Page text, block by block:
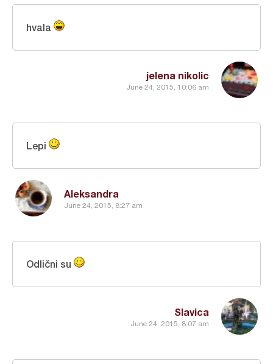
jelena nikolic
June 24, 2015, 10:06 am
hvala
Aleksandra
June 24, 2015, 8:27 am
Lepi
Slavica
June 24, 2015, 8:07 am
Odlični su